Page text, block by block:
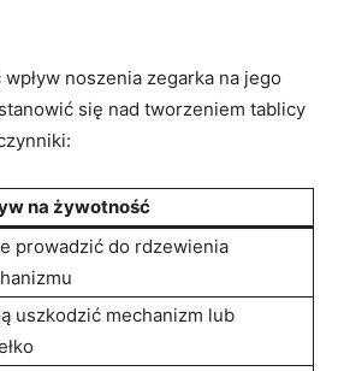
noszenia zegarka na jego
się nad tworzeniem tablicy
na żywotność
prowadzić do rdzewienia
uszkodzić mechanizm lub